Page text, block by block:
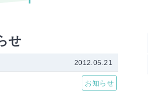
せ
2012.05.21
お知らせ